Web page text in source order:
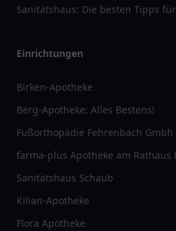
Sanitätshaus: Die besten Tipps
Einrichtungen
Birken-Apotheke
Berg-Apotheke: Alles Bestens!
Fußorthopädie Fehrenbach Gmbh
farma-plus Apotheke am Rathaus
Sanitätshaus Schaub
Kilian-Apotheke
Flora Apotheke